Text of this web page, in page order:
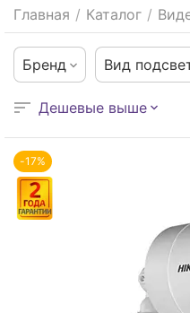
Главная / Каталог /
Бренд Вид
Дешевые выше
-17%